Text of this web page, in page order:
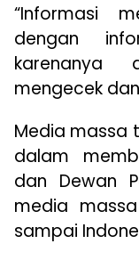
“Informasi
dengan
karenanya
mengecek
Media massa
dalam
dan Dewan
media
sampai